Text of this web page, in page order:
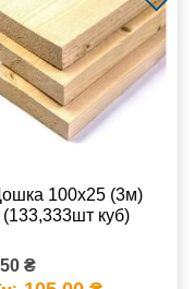
100х25 (3м)
(133,333шт куб)
₴